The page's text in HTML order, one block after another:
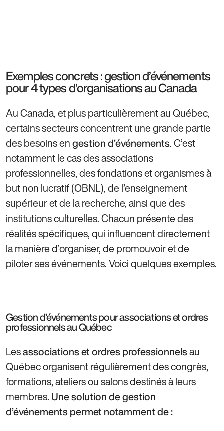
Exemples concrets : gestion d’événements
pour 4 types d’organisations au Canada
Au Canada, et plus particulièrement au Québec,
certains secteurs concentrent une grande partie
des besoins en gestion d’événements. C’est
notamment le cas des associations
professionnelles, des fondations et organismes à
but non lucratif (OBNL), de l’enseignement
supérieur et de la recherche, ainsi que des
institutions culturelles. Chacun présente des
réalités spécifiques, qui influencent directement
la manière d’organiser, de promouvoir et de
piloter ses événements. Voici quelques exemples.
Gestion d’événements pour associations et ordres
professionnels au Québec
Lesassociations et ordres professionnelsau
Québec organisent régulièrement des congrès,
formations, ateliers ou salons destinés à leurs
membres. Une solution de gestion
d’événements permet notamment de :